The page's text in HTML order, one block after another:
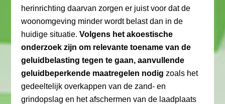
herinrichting daarvan zorgen er juist voor dat de
woonomgeving minder wordt belast dan in de
huidige situatie.Volgens het akoestische
onderzoek zijn om relevante toename van de
geluidbelasting tegen te gaan, aanvullende
geluidbeperkende maatregelen nodig zoals het
gedeeltelijk overkappen van de zand- en
grindopslag en het afschermen van de laadplaats